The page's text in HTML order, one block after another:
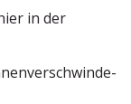
in der